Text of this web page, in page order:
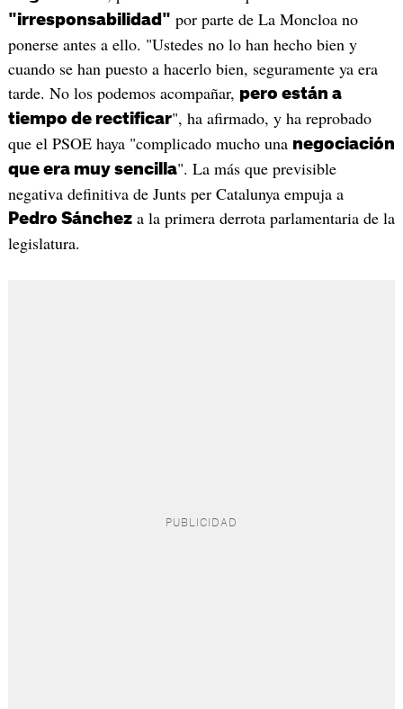
"irresponsabilidad" por parte de La Moncloa no
ponerse antes a ello. "Ustedes no lo han hecho bien y
cuando se han puesto a hacerlo bien, seguramente ya era
tarde. No los podemos acompañar, pero están a
tiempo de rectificar", ha afirmado, y ha reprobado
que el PSOE haya "complicado mucho una negociación
que era muy sencilla". La más que previsible
negativa definitiva de Junts per Catalunya empuja a
Pedro Sáncheza la primera derrota parlamentaria de la
legislatura.